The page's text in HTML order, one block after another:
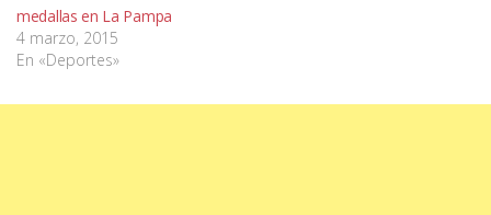
medallas en La Pampa
4 marzo, 2015
En «Deportes»